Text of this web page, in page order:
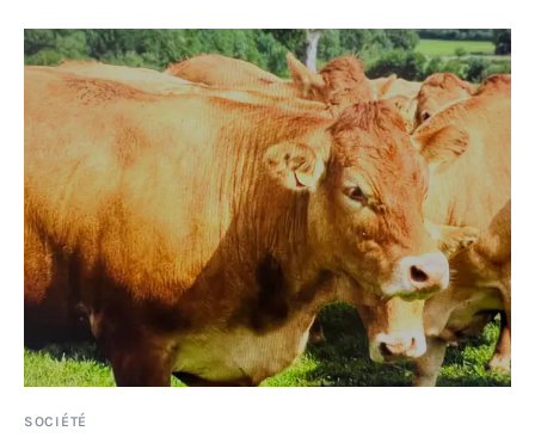
SOCIÉTÉ